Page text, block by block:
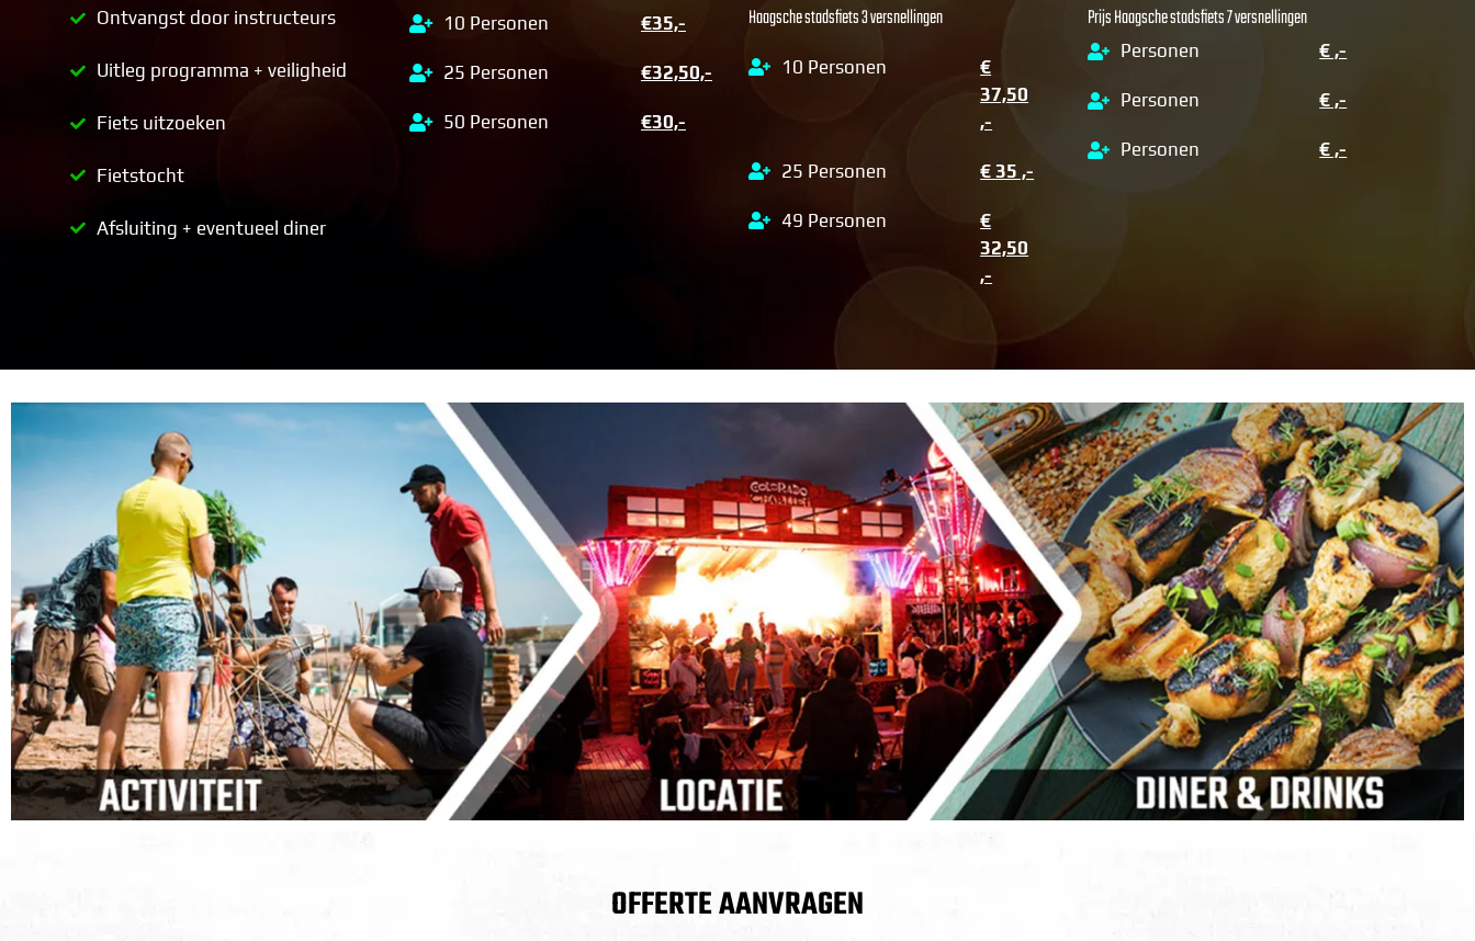
Ontvangst door instructeurs
Uitleg programma + veiligheid
Fiets uitzoeken
Fietstocht
Afsluiting + eventueel diner
10 Personen €35,-
25 Personen €32,50,-
50 Personen €30,-
Haagsche stadsfiets 3 versnellingen
10 Personen
€
37,50
,-
25 Personen € 35 ,-
49 Personen
€
32,50
,-
Prijs Haagsche stadsfiets 7 versnellingen
Personen € ,-
Personen € ,-
Personen € ,-
OFFERTE AANVRAGEN